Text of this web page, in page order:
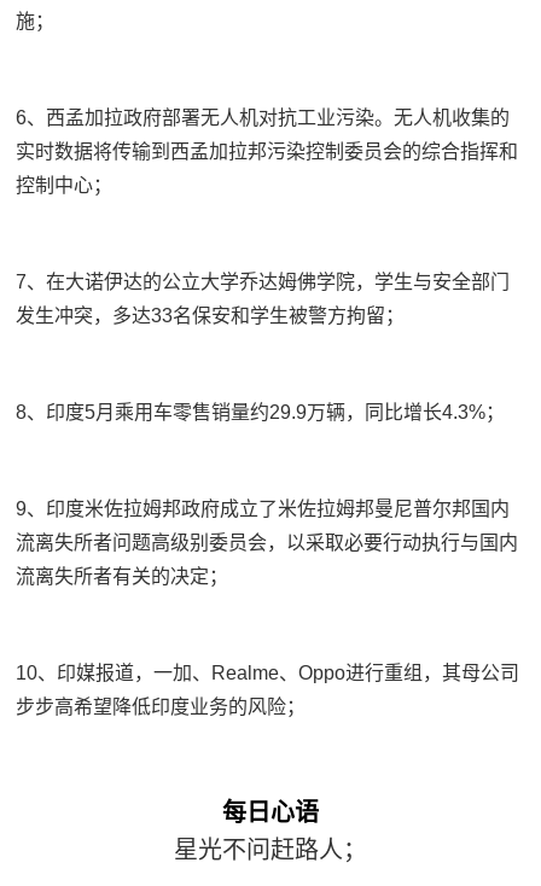
施；
6、西孟加拉政府部署无人机对抗工业污染。无人机收集的
实时数据将传输到西孟加拉邦污染控制委员会的综合指挥和
控制中心；
7、在大诺伊达的公立大学乔达姆佛学院，学生与安全部门
发生冲突，多达33名保安和学生被警方拘留；
8、印度5月乘用车零售销量约29.9万辆，同比增长4.3%；
9、印度米佐拉姆邦政府成立了米佐拉姆邦曼尼普尔邦国内
流离失所者问题高级别委员会，以采取必要行动执行与国内
流离失所者有关的决定；
10、印媒报道，一加、Realme、Oppo进行重组，其母公司
步步高希望降低印度业务的风险；
每日心语
星光不问赶路人；